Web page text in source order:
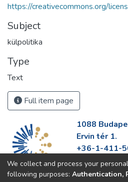
https://creativecommons.org/
Subject
külpolitika
Type
Text
Full item page
1088
Ervin tér 1.
+36-1-411-
info@fszek.hu
https://
We collect and process your
following purposes: Authentication,